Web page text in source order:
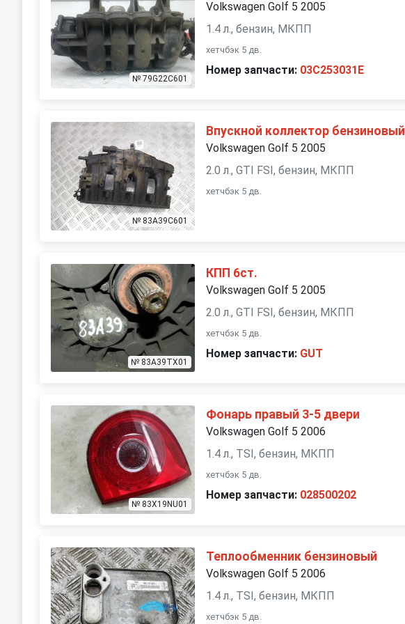
№ 79G22C601
Volkswagen Golf 5 2005
1.4 л., бензин, МКПП
хетчбэк 5 дв.
Номер запчасти: 03C253031E
№ 83A39C601
Впускной коллектор бензиновый
Volkswagen Golf 5 2005
2.0 л., GTI FSI, бензин, МКПП
хетчбэк 5 дв.
№ 83A39TX01
КПП 6ст.
Volkswagen Golf 5 2005
2.0 л., GTI FSI, бензин, МКПП
хетчбэк 5 дв.
Номер запчасти: GUT
№ 83X19NU01
Фонарь правый 3-5 двери
Volkswagen Golf 5 2006
1.4 л., TSI, бензин, МКПП
хетчбэк 5 дв.
Номер запчасти: 028500202
Теплообменник бензиновый
Volkswagen Golf 5 2006
1.4 л., TSI, бензин, МКПП
хетчбэк 5 дв.